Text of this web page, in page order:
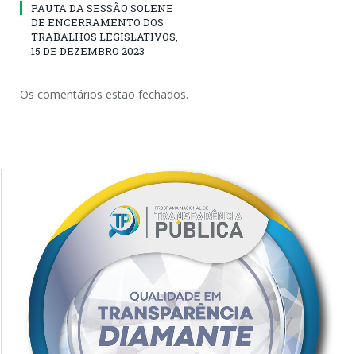
PAUTA DA SESSÃO SOLENE
DE ENCERRAMENTO DOS
TRABALHOS LEGISLATIVOS,
15 DE DEZEMBRO 2023
Os comentários estão fechados.